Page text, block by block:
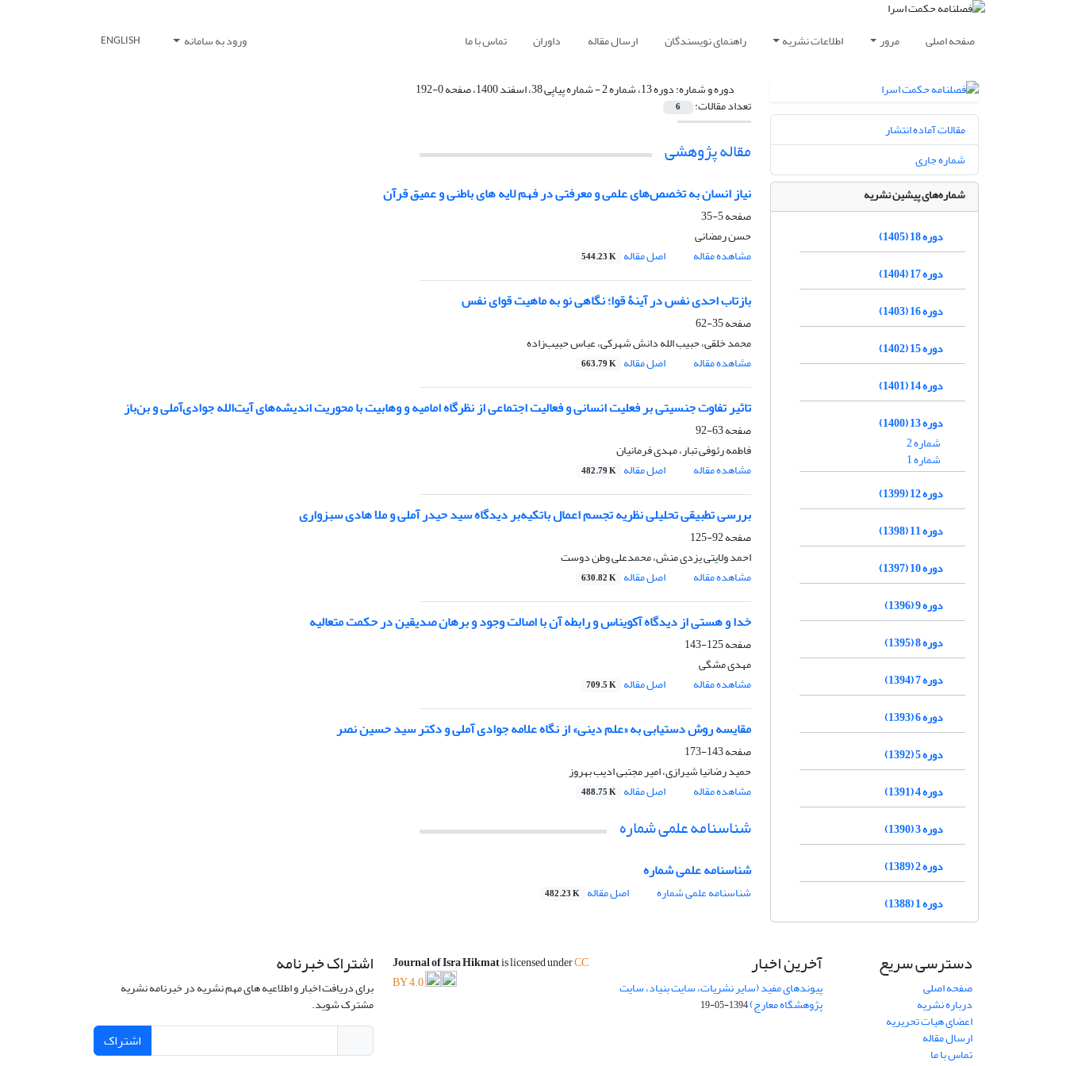
صفحه اصلی مرور اطلاعات نشریه راهنمای نویسندگان ارسال مقاله داوران تماس با ما ورود به سامانه ENGLISH
دوره و شماره:دوره 13، شماره 2 - شماره پیاپی 38، اسفند 1400، صفحه 0-192
تعداد مقالات: 6
مقاله پژوهشی
نیاز انسان به تخصص‌های علمی و معرفتی در فهم لایه های باطنی و عمیق قرآن
صفحه5-35
حسن رمضانی
مشاهده مقاله
اصل مقاله 544.23 K
بازتاب احدی نفس در آینۀ قوا؛ نگاهی نو به ماهیت قوای نفس
صفحه35-62
محمد خلقی، حبیب الله دانش شهرکی، عباس حبیب‌زاده
مشاهده مقاله
اصل مقاله 663.79 K
تاثیر تفاوت جنسیتی بر فعلیت انسانی و فعالیت‌ اجتماعی از نظرگاه امامیه و وهابیت با محوریت اندیشه‌های آیت‌الله جوادی‌آملی و بن‌باز
صفحه63-92
فاطمه رئوفی تبار، مهدی فرمانیان
مشاهده مقاله
اصل مقاله 482.79 K
بررسی تطبیقی تحلیلی نظریه تجسم اعمال باتکیه‌بر دیدگاه سید حیدر آملی و ملا هادی سبزواری
صفحه92-125
احمد ولایتی یزدی منش، محمدعلی وطن دوست
مشاهده مقاله
اصل مقاله 630.82 K
خدا و هستی از دیدگاه آکویناس و رابطه آن با اصالت وجود و برهان صدیقین در حکمت متعالیه
صفحه125-143
مهدی مشگی
مشاهده مقاله
اصل مقاله 709.5 K
مقایسه روش دستیابی به «علم دینی» از نگاه علامه جوادی آملی و دکتر سید حسین نصر
صفحه143-173
حمید رضانیا شیرازی، امیر مجتبی ادیب بهروز
مشاهده مقاله
اصل مقاله 488.75 K
شناسنامه علمی شماره
شناسنامه علمی شماره
شناسنامه علمی شماره اصل مقاله 482.23 K
مقالات آماده انتشار
شماره جاری
شماره‌های پیشین نشریه
دوره 18 (1405)
دوره 17 (1404)
دوره 16 (1403)
دوره 15 (1402)
دوره 14 (1401)
دوره 13 (1400)
شماره 2
شماره 1
دوره 12 (1399)
دوره 11 (1398)
دوره 10 (1397)
دوره 9 (1396)
دوره 8 (1395)
دوره 7 (1394)
دوره 6 (1393)
دوره 5 (1392)
دوره 4 (1391)
دوره 3 (1390)
دوره 2 (1389)
دوره 1 (1388)
دسترسی سریع
صفحه اصلی
درباره نشریه
اعضای هیات تحریریه
ارسال مقاله
تماس با ما
آخرین اخبار
پیوندهای مفید (سایر نشریات، سایت بنیاد، سایت
پژوهشگاه معارج)1394-05-19
Journal of Isra Hikmatis licensed underCC
BY 4.0
اشتراک خبرنامه
برای دریافت اخبار و اطلاعیه های مهم نشریه در خبرنامه نشریه
مشترک شوید.
اشتراک